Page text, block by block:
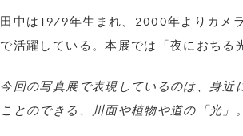
田中は1979年生まれ、2000年よりカメ
で活躍している。本展では「夜におちる
今回の写真展で表現しているのは、身
ことのできる、川面や植物や道の「光」。